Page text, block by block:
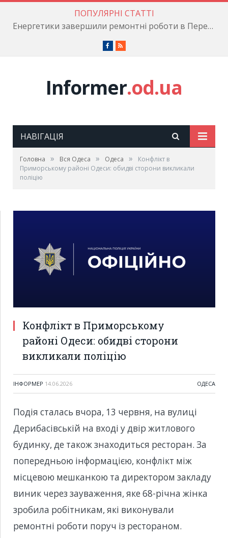
ПОПУЛЯРНІ СТАТТІ
Енергетики завершили ремонтні роботи в Пересипському районі
Facebook
RSS
Informer.od.ua
НАВІГАЦІЯ
Головна » Вся Одеса » Одеса »
Конфлікт в
Приморському районі Одеси: обидві сторони викликали
поліцію
Конфлікт в Приморському
районі Одеси: обидві сторони
викликали поліцію
ІНФОРМЕР 14.06.2026 ОДЕСА
Подія сталась вчора, 13 червня, на вулиці
Дерибасівській на вході у двір житлового
будинку, де також знаходиться ресторан. За
попередньою інформацією, конфлікт між
місцевою мешканкою та директором закладу
виник через зауваження, яке 68-річна жінка
зробила робітникам, які виконували
ремонтні роботи поруч із рестораном.